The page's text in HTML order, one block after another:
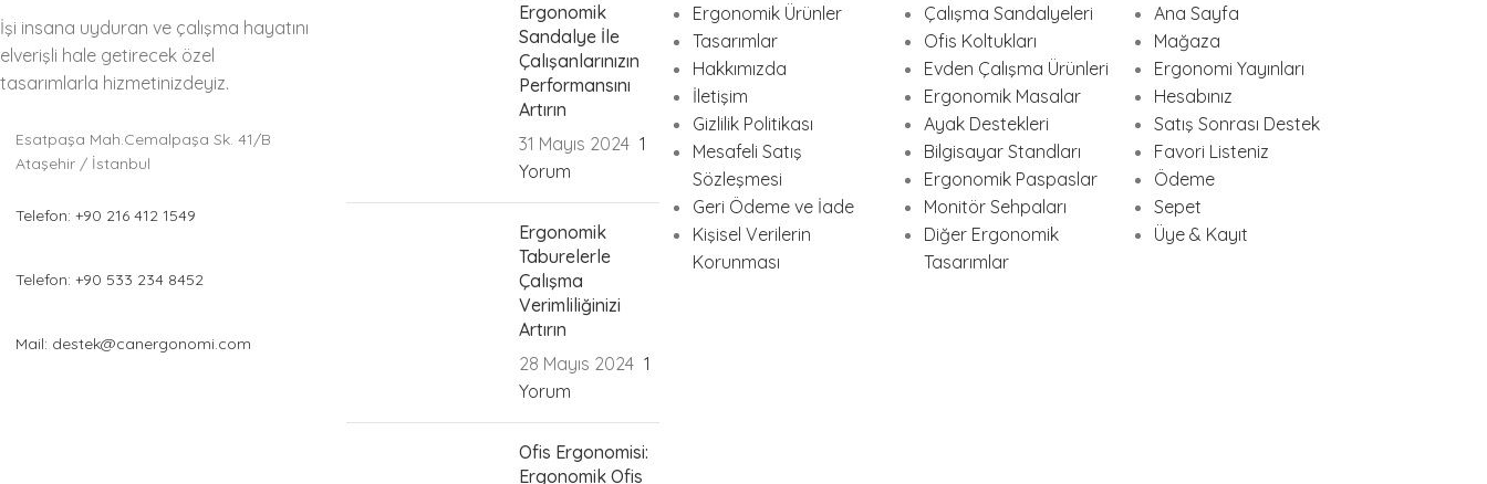
İşi insana uyduran ve çalışma hayatını
elverişli hale getirecek özel
tasarımlarla hizmetinizdeyiz.
Esatpaşa Mah.Cemalpaşa Sk. 41/B
Ataşehir / İstanbul
Telefon: +90 216 412 1549
Telefon: +90 533 234 8452
Mail: destek@canergonomi.com
Ergonomik
Sandalye İle
Çalışanlarınızın
Performansını
Artırın
31 Mayıs 2024 1
Yorum
Ergonomik
Taburelerle
Çalışma
Verimliliğinizi
Artırın
28 Mayıs 2024 1
Yorum
Ofis Ergonomisi:
Ergonomik Ofis
Ergonomik Ürünler
Tasarımlar
Hakkımızda
İletişim
Gizlilik Politikası
Mesafeli Satış
Sözleşmesi
Geri Ödeme ve İade
Kişisel Verilerin
Korunması
Çalışma Sandalyeleri
Ofis Koltukları
Evden Çalışma Ürünleri
Ergonomik Masalar
Ayak Destekleri
Bilgisayar Standları
Ergonomik Paspaslar
Monitör Sehpaları
Diğer Ergonomik
Tasarımlar
Ana Sayfa
Mağaza
Ergonomi Yayınları
Hesabınız
Satış Sonrası Destek
Favori Listeniz
Ödeme
Sepet
Üye & Kayıt